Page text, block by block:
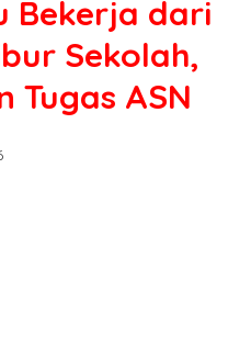
Bekerja dari
Sekolah,
Tugas ASN